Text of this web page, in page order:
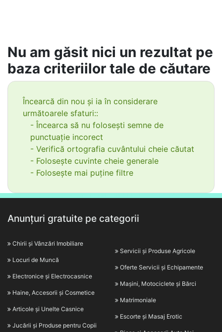
Nu am găsit nici un rezultat pe
baza criteriilor tale de căutare
Încearcă din nou și ia în considerare
următoarele sfaturi::
- Încearca să nu folosești semne de
punctuație incorect
- Verifică ortografia cuvântului cheie căutat
- Folosește cuvinte cheie generale
- Folosește mai puține filtre
Anunțuri gratuite pe categorii
Chirii și Vânzări Imobiliare
Locuri de Muncă
Electronice și Electrocasnice
Haine, Accesorii și Cosmetice
Articole și Unelte Casnice
Jucării și Produse pentru Copii
Servicii și Produse Agricole
Oferte Servicii și Echipamente
Mașini, Motociclete și Bărci
Matrimoniale
Escorte și Masaj Erotic